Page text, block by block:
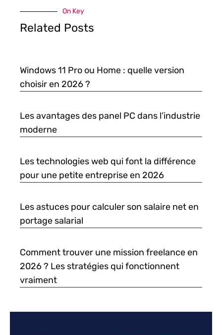
On Key
Related Posts
Windows 11 Pro ou Home : quelle version
choisir en 2026 ?
Les avantages des panel PC dans l’industrie
moderne
Les technologies web qui font la différence
pour une petite entreprise en 2026
Les astuces pour calculer son salaire net en
portage salarial
Comment trouver une mission freelance en
2026 ? Les stratégies qui fonctionnent
vraiment